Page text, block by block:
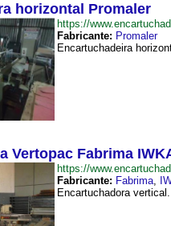
horizontal Promaler
https://
Fabricante: Promaler
Encartuchadeira
Vertopac Fabrima
https://
Fabricante: Fabrima,
Encartuchadora